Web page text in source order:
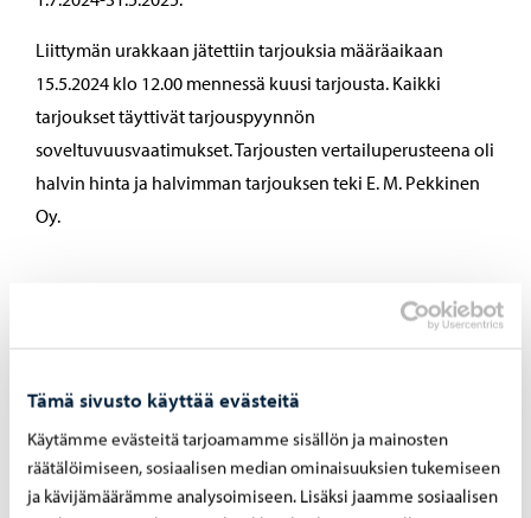
Tämä sivusto käyttää evästeitä
Käytämme evästeitä tarjoamamme sisällön ja mainosten
räätälöimiseen, sosiaalisen median ominaisuuksien tukemiseen
ja kävijämäärämme analysoimiseen. Lisäksi jaamme sosiaalisen
Liittymän urakkaan jätettiin tarjouksia määräaikaan
15.5.2024 klo 12.00 mennessä kuusi tarjousta. Kaikki
tarjoukset täyttivät tarjouspyynnön
soveltuvuusvaatimukset. Tarjousten vertailuperusteena oli
halvin hinta ja halvimman tarjouksen teki E. M. Pekkinen
Oy.
Muut asiat
Käsiteltäessä pykälää seitsemän ”suunnittelutarveratkaisu
ja poikkeamispäätös, Sikosaari” Hanna Virtanen teki
seuraavan vastaehdotuksen: ”Ehdotan, että hyväksymme
suunnittelutarveratkaisun sekä poikkeamispäätöksen.